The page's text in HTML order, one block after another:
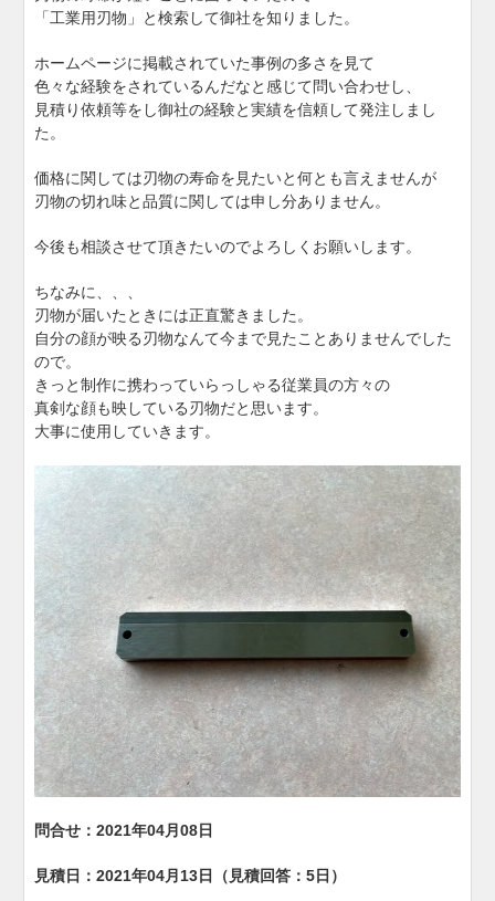
「工業用刃物」と検索して御社を知りました。
ホームページに掲載されていた事例の多さを見て
色々な経験をされているんだなと感じて問い合わせし、
見積り依頼等をし御社の経験と実績を信頼して発注しまし
た。
価格に関しては刃物の寿命を見たいと何とも言えませんが
刃物の切れ味と品質に関しては申し分ありません。
今後も相談させて頂きたいのでよろしくお願いします。
ちなみに、、、
刃物が届いたときには正直驚きました。
自分の顔が映る刃物なんて今まで見たことありませんでした
ので。
きっと制作に携わっていらっしゃる従業員の方々の
真剣な顔も映している刃物だと思います。
大事に使用していきます。
問合せ：2021年04月08日
見積日：2021年04月13日（見積回答：5日）